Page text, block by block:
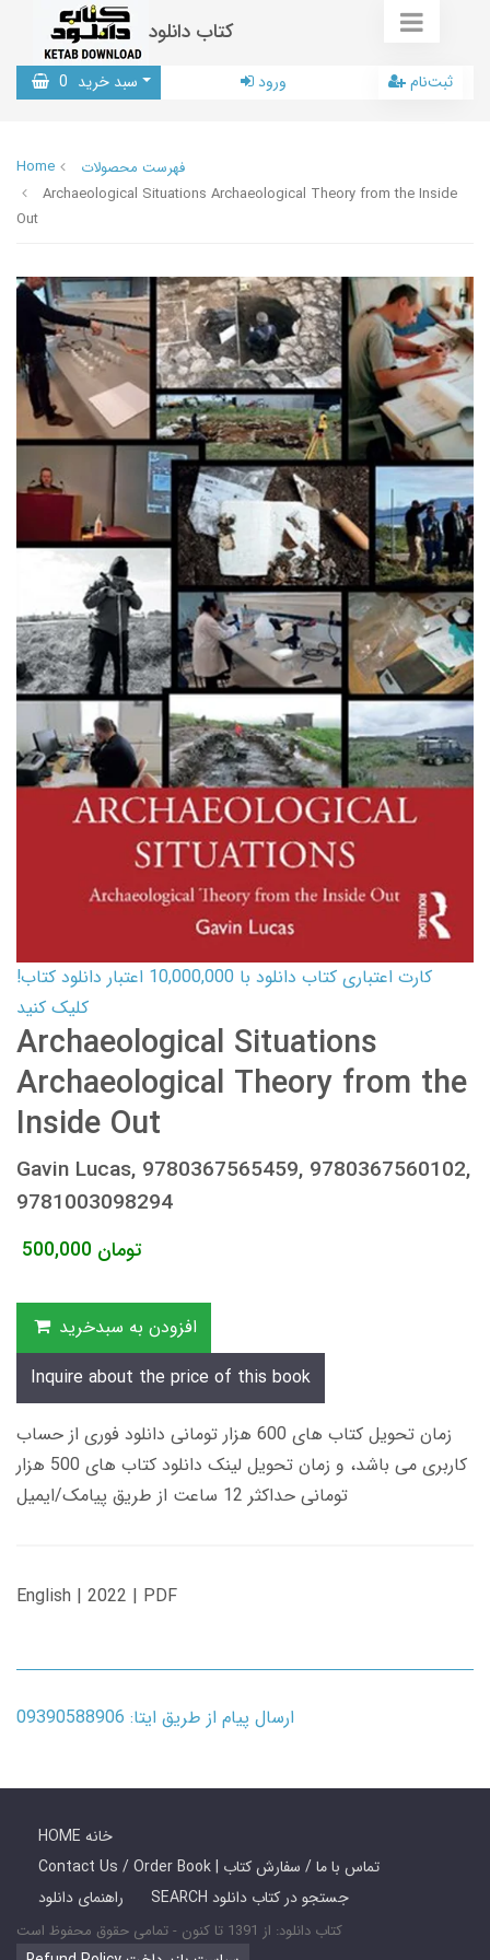
کتاب دانلود
سبد خرید 0 ورود ثبت‌نام
Home
فهرست محصولات
Archaeological Situations Archaeological Theory from the Inside
Out
کارت اعتباری کتاب دانلود با 10,000,000 اعتبار دانلود کتاب!
کلیک کنید
Archaeological Situations
Archaeological Theory from the
Inside Out
Gavin Lucas, 9780367565459, 9780367560102,
9781003098294
500,000 تومان
افزودن به سبدخرید
Inquire about the price of this book
زمان تحویل کتاب های 600 هزار تومانی دانلود فوری از حساب
کاربری می باشد، و زمان تحویل لینک دانلود کتاب های 500 هزار
تومانی حداکثر 12 ساعت از طریق پیامک/ایمیل
English | 2022 | PDF
ارسال پیام از طریق ایتا: 09390588906
HOME خانه
Contact Us / Order Book | تماس با ما / سفارش کتاب
راهنمای دانلود
SEARCH جستجو در کتاب دانلود
کتاب دانلود: از 1391 تا کنون - تمامی حقوق محفوظ است